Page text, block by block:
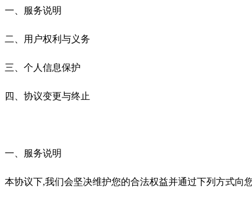
一、服务说明
二、用户权利与义务
三、个人信息保护
四、协议变更与终止
一、服务说明
本协议下,我们会坚决维护您的合法权益并通过下列方式向